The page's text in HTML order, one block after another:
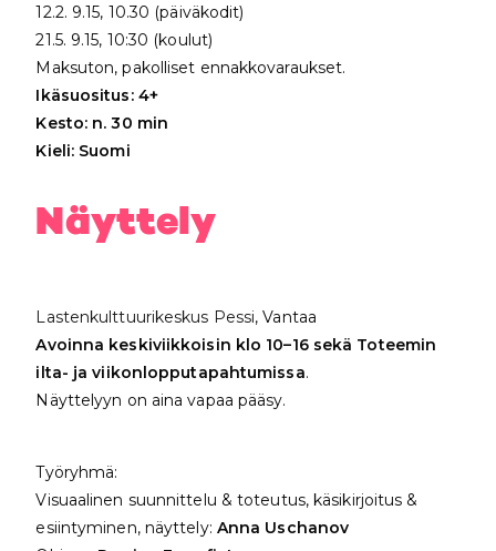
12.2. 9.15, 10.30 (päiväkodit)
21.5. 9.15, 10:30 (koulut)
Maksuton, pakolliset ennakkovaraukset.
Ikäsuositus: 4+
Kesto: n. 30 min
Kieli: Suomi
Näyttely
Lastenkulttuurikeskus Pessi, Vantaa
Avoinna keskiviikkoisin klo 10–16 sekä Toteemin
ilta- ja viikonlopputapahtumissa.
Näyttelyyn on aina vapaa pääsy.
Työryhmä:
Visuaalinen suunnittelu & toteutus, käsikirjoitus &
esiintyminen, näyttely: Anna Uschanov